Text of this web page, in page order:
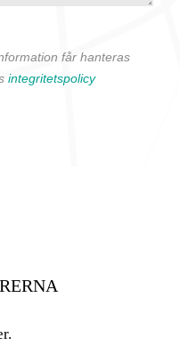
får hanteras
integritetspolicy